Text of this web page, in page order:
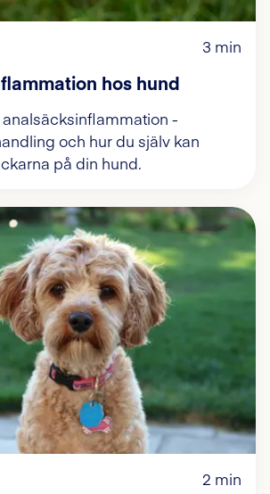
3 min
hos hund
-
och hur du själv kan
på din hund.
2 min